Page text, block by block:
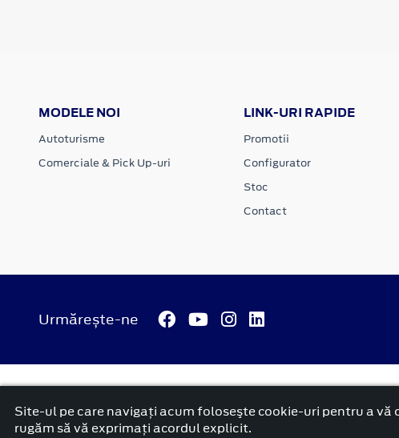
MODELE NOI
Autoturisme
Comerciale & Pick Up-uri
LINK-URI RAPIDE
Promotii
Configurator
Stoc
Contact
Urmărește-ne
© 2026 ATI Motors Termeni si conditii Confidentialitate
Politica
Anunț începere proiect ”PNRR. Fonduri pentru România modernă și
platformă dezvoltată de Workleto
Site-ul pe care navigați acum foloseşte cookie-uri pentru a
rugăm să vă exprimați acordul explicit.